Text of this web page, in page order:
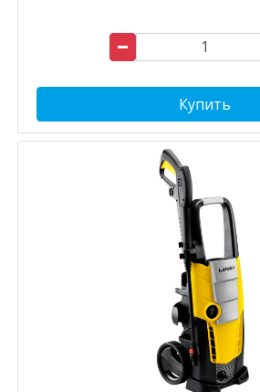
Купить